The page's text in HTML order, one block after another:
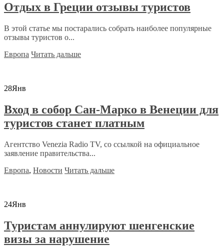
Отдых в Греции отзывы туристов
В этой статье мы постарались собрать наиболее популярные
отзывы туристов о...
Европа Читать дальше
28Янв
Вход в собор Сан-Марко в Венеции для
туристов станет платным
Агентство Venezia Radio TV, со ссылкой на официальное
заявление правительства...
Европа, Новости Читать дальше
24Янв
Туристам аннулируют шенгенские
визы за нарушение